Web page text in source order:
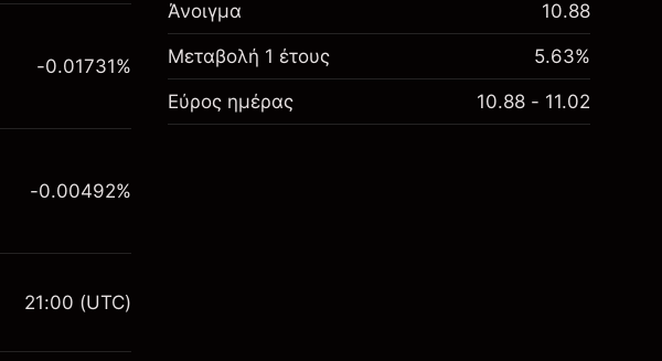
μέσω CFDs και
€1,000.00
-0.01731%
-0.00492%
21:00 (UTC)
Άνοιγμα 10.88
Μεταβολή 1 έτους 5.63%
Εύρος ημέρας 10.88 - 11.02